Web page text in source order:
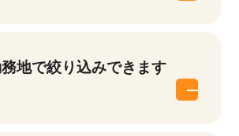
地で絞り込みできます